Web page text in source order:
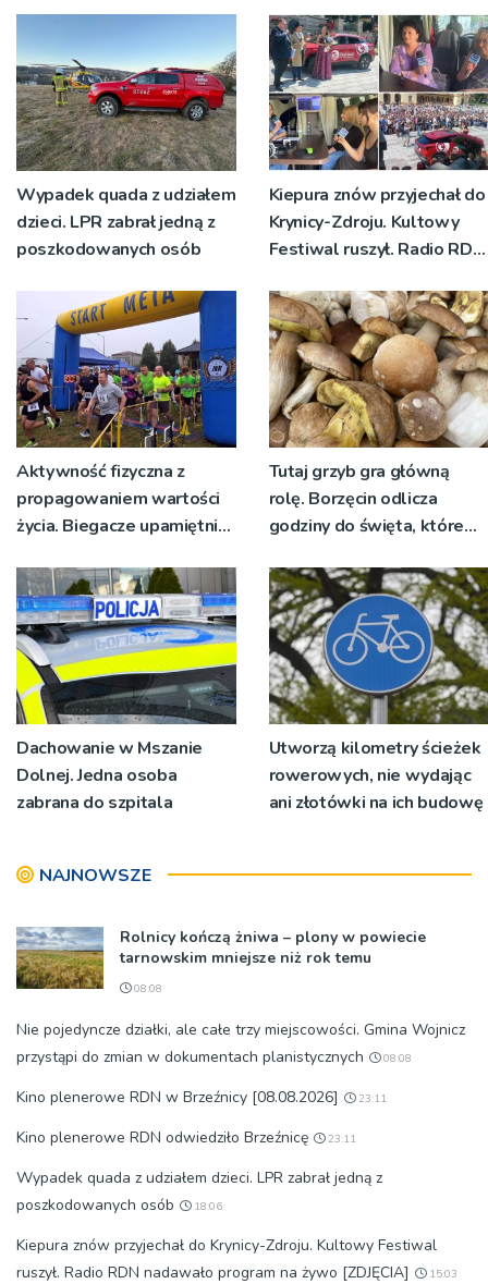
planistycznych
Wypadek quada z udziałem
dzieci. LPR zabrał jedną z
poszkodowanych osób
Kiepura znów przyjechał do
Krynicy-Zdroju. Kultowy
Festiwal ruszył. Radio RDN
żywo [ZDJĘCIA]
Aktywność fizyczna z
propagowaniem wartości
życia. Biegacze upamiętnili
Tutaj grzyb gra główną
rolę. Borzęcin odlicza
godziny do święta, które
pokoleń
Dachowanie w Mszanie
Dolnej. Jedna osoba
zabrana do szpitala
Utworzą kilometry ścieżek
rowerowych, nie wydając
ani złotówki na ich budowę
NAJNOWSZE
Rolnicy kończą żniwa – plony w powiecie
tarnowskim mniejsze niż rok temu
08:08
Nie pojedyncze działki, ale całe trzy miejscowości. Gmina Wojnicz
przystąpi do zmian w dokumentach planistycznych
08:08
Kino plenerowe RDN w Brzeźnicy [08.08.2026] 23:11
Kino plenerowe RDN odwiedziło Brzeźnicę 23:11
Wypadek quada z udziałem dzieci. LPR zabrał jedną z
poszkodowanych osób
18:06
Kiepura znów przyjechał do Krynicy-Zdroju. Kultowy Festiwal
ruszył. Radio RDN nadawało program na żywo [ZDJĘCIA]
15:03